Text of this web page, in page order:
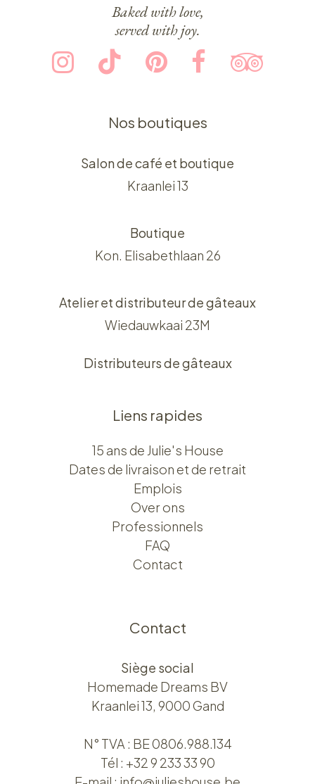
Baked with love,
served with joy.
Nos boutiques
Salon de café et boutique
Kraanlei 13
Boutique
Kon. Elisabethlaan 26
Atelier et distributeur de gâteaux
Wiedauwkaai 23M
Distributeurs de gâteaux
Liens rapides
15 ans de Julie's House
Dates de livraison et de retrait
Emplois
Over ons​​
Professionnels
FAQ
Contact
Contact
Siège social
Homemade Dreams BV
Kraanlei 13, 9000 Gand
N° TVA : BE 0806.988.134
Tél : +32 9 233 33 90